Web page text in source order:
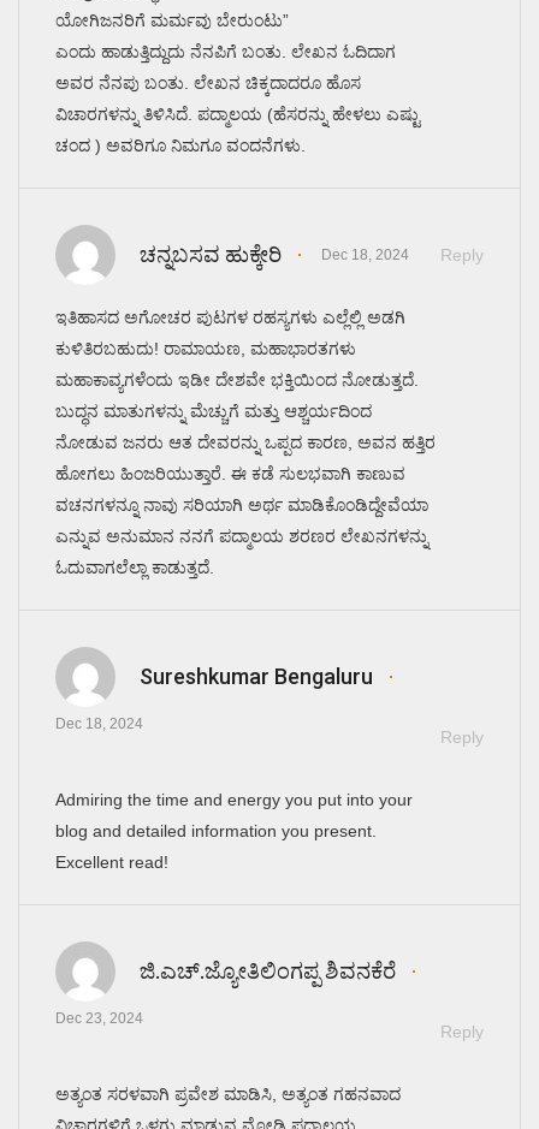
ಯೋಗಿಜನರಿಗೆ ಮರ್ಮವು ಬೇರುಂಟು”
ಎಂದು ಹಾಡುತ್ತಿದ್ದುದು ನೆನಪಿಗೆ ಬಂತು. ಲೇಖನ ಓದಿದಾಗ
ಅವರ ನೆನಪು ಬಂತು. ಲೇಖನ ಚಿಕ್ಕದಾದರೂ ಹೊಸ
ವಿಚಾರಗಳನ್ನು ತಿಳಿಸಿದೆ. ಪದ್ಮಾಲಯ (ಹೆಸರನ್ನು ಹೇಳಲು ಎಷ್ಟು
ಚಂದ ) ಅವರಿಗೂ ನಿಮಗೂ ವಂದನೆಗಳು.
ಚನ್ನಬಸವ ಹುಕ್ಕೇರಿ Dec 18, 2024 Reply
ಇತಿಹಾಸದ ಅಗೋಚರ ಪುಟಗಳ ರಹಸ್ಯಗಳು ಎಲ್ಲೆಲ್ಲಿ ಅಡಗಿ
ಕುಳಿತಿರಬಹುದು! ರಾಮಾಯಣ, ಮಹಾಭಾರತಗಳು
ಮಹಾಕಾವ್ಯಗಳೆಂದು ಇಡೀ ದೇಶವೇ ಭಕ್ತಿಯಿಂದ ನೋಡುತ್ತದೆ.
ಬುದ್ಧನ ಮಾತುಗಳನ್ನು ಮೆಚ್ಚುಗೆ ಮತ್ತು ಆಶ್ಚರ್ಯದಿಂದ
ನೋಡುವ ಜನರು ಆತ ದೇವರನ್ನು ಒಪ್ಪದ ಕಾರಣ, ಅವನ ಹತ್ತಿರ
ಹೋಗಲು ಹಿಂಜರಿಯುತ್ತಾರೆ. ಈ ಕಡೆ ಸುಲಭವಾಗಿ ಕಾಣುವ
ವಚನಗಳನ್ನೂ ನಾವು ಸರಿಯಾಗಿ ಅರ್ಥ ಮಾಡಿಕೊಂಡಿದ್ದೇವೆಯಾ
ಎನ್ನುವ ಅನುಮಾನ ನನಗೆ ಪದ್ಮಾಲಯ ಶರಣರ ಲೇಖನಗಳನ್ನು
ಓದುವಾಗಲೆಲ್ಲಾ ಕಾಡುತ್ತದೆ.
Sureshkumar Bengaluru
Dec 18, 2024
Reply
Admiring the time and energy you put into your
blog and detailed information you present.
Excellent read!
ಜಿ.ಎಚ್.ಜ್ಯೋತಿಲಿಂಗಪ್ಪ ಶಿವನಕೆರೆ
Dec 23, 2024
Reply
ಅತ್ಯಂತ ಸರಳವಾಗಿ ಪ್ರವೇಶ ಮಾಡಿಸಿ, ಅತ್ಯಂತ ಗಹನವಾದ
ವಿಚಾರಗಳಿಗೆ ಒಳಗು ಮಾಡುವ ಮೋಡಿ ಪದ್ಮಾಲಯ